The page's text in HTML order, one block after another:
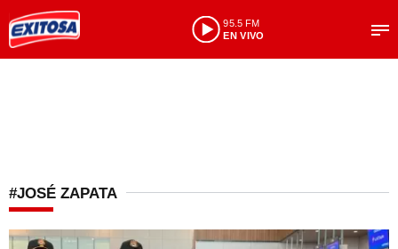
95.5 FM
EN VIVO
#JOSÉ ZAPATA
Perú extiende la mano